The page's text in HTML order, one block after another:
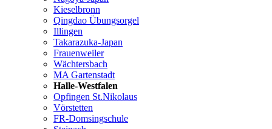
Kieselbronn
Qingdao Übungsorgel
Illingen
Takarazuka-Japan
Frauenweiler
Wächtersbach
MA Gartenstadt
Halle-Westfalen
Opfingen St.Nikolaus
Vörstetten
FR-Domsingschule